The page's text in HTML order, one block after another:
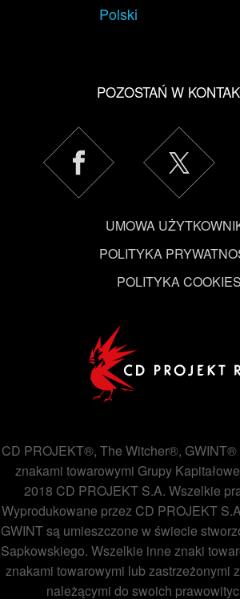
Polski
POZOSTAŃ W
UMOWA
POLITYKA
POLITYKA COOKIES
CD PROJEKT®, The Witcher®, GWINT®
znakami towarowymi Grupy
2018 CD PROJEKT S.A. Wszelkie
Wyprodukowane przez CD PROJEKT
GWINT są umieszczone w świecie
Sapkowskiego. Wszelkie inne znaki
znakami towarowymi lub zastrzeżonymi
należącymi do swoich